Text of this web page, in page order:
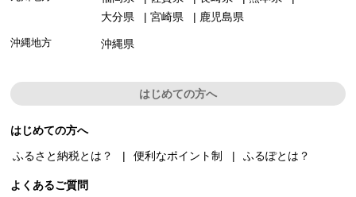
大分県
宮崎県 鹿児島県
沖縄地方 沖縄県
はじめての方へ
はじめての方へ
ふるさと納税とは？
便利なポイント制 ふるぽとは？
よくあるご質問